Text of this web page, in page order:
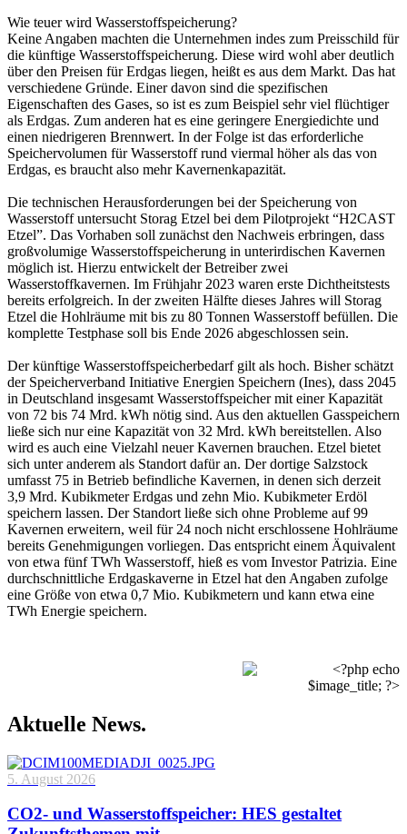
Wie teuer wird Wasserstoffspeicherung?
Keine Angaben machten die Unternehmen indes zum Preisschild für
die künftige Wasserstoffspeicherung. Diese wird wohl aber deutlich
über den Preisen für Erdgas liegen, heißt es aus dem Markt. Das hat
verschiedene Gründe. Einer davon sind die spezifischen
Eigenschaften des Gases, so ist es zum Beispiel sehr viel flüchtiger
als Erdgas. Zum anderen hat es eine geringere Energiedichte und
einen niedrigeren Brennwert. In der Folge ist das erforderliche
Speichervolumen für Wasserstoff rund viermal höher als das von
Erdgas, es braucht also mehr Kavernenkapazität.
Die technischen Herausforderungen bei der Speicherung von
Wasserstoff untersucht Storag Etzel bei dem Pilotprojekt “H2CAST
Etzel”. Das Vorhaben soll zunächst den Nachweis erbringen, dass
großvolumige Wasserstoffspeicherung in unterirdischen Kavernen
möglich ist. Hierzu entwickelt der Betreiber zwei
Wasserstoffkavernen. Im Frühjahr 2023 waren erste Dichtheitstests
bereits erfolgreich. In der zweiten Hälfte dieses Jahres will Storag
Etzel die Hohlräume mit bis zu 80 Tonnen Wasserstoff befüllen. Die
komplette Testphase soll bis Ende 2026 abgeschlossen sein.
Der künftige Wasserstoffspeicherbedarf gilt als hoch. Bisher schätzt
der Speicherverband Initiative Energien Speichern (Ines), dass 2045
in Deutschland insgesamt Wasserstoffspeicher mit einer Kapazität
von 72 bis 74 Mrd. kWh nötig sind. Aus den aktuellen Gasspeichern
ließe sich nur eine Kapazität von 32 Mrd. kWh bereitstellen. Also
wird es auch eine Vielzahl neuer Kavernen brauchen. Etzel bietet
sich unter anderem als Standort dafür an. Der dortige Salzstock
umfasst 75 in Betrieb befindliche Kavernen, in denen sich derzeit
3,9 Mrd. Kubikmeter Erdgas und zehn Mio. Kubikmeter Erdöl
speichern lassen. Der Standort ließe sich ohne Probleme auf 99
Kavernen erweitern, weil für 24 noch nicht erschlossene Hohlräume
bereits Genehmigungen vorliegen. Das entspricht einem Äquivalent
von etwa fünf TWh Wasserstoff, hieß es vom Investor Patrizia. Eine
durchschnittliche Erdgaskaverne in Etzel hat den Angaben zufolge
eine Größe von etwa 0,7 Mio. Kubikmetern und kann etwa eine
TWh Energie speichern.
Aktuelle News.
5. August 2026
CO2- und Wasserstoffspeicher: HES gestaltet